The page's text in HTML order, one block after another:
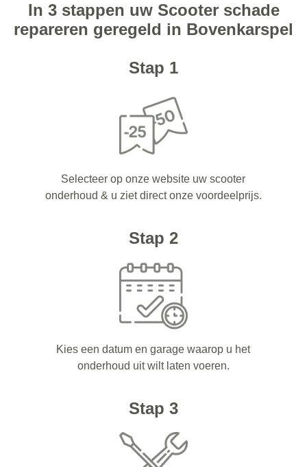
In 3 stappen uw Scooter schade
repareren geregeld in Bovenkarspel
Stap 1
Selecteer op onze website uw scooter
onderhoud & u ziet direct onze voordeelprijs.
Stap 2
Kies een datum en garage waarop u het
onderhoud uit wilt laten voeren.
Stap 3